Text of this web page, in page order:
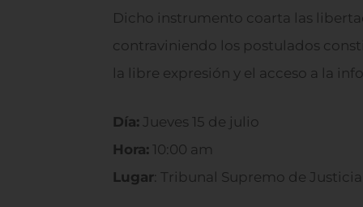
Dicho instrumento coarta las
contraviniendo los postulados
la libre expresión y el acceso a la
Día: Jueves 15 de julio
Hora: 10:00 am
Lugar: Tribunal Supremo de Justicia